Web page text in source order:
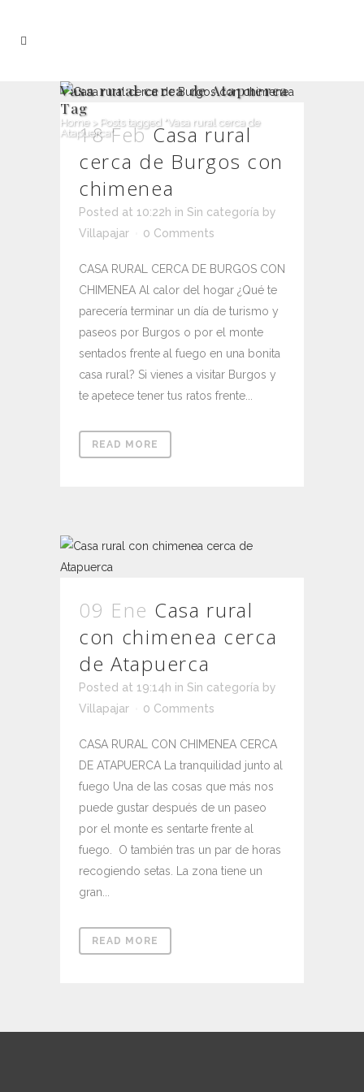
Vasa rural cerca de Atapuerca
Tag
Home> Posts tagged "Vasa rural cerca de
Atapuerca"
18 Feb Casa rural
cerca de Burgos con
chimenea
Posted at 10:22h in Sin categoría by
Villapajar
0 Comments
CASA RURAL CERCA DE BURGOS CON
CHIMENEA Al calor del hogar ¿Qué te
parecería terminar un día de turismo y
paseos por Burgos o por el monte
sentados frente al fuego en una bonita
casa rural? Si vienes a visitar Burgos y
te apetece tener tus ratos frente...
READ MORE
09 Ene Casa rural
con chimenea cerca
de Atapuerca
Posted at 19:14h in Sin categoría by
Villapajar
0 Comments
CASA RURAL CON CHIMENEA CERCA
DE ATAPUERCA La tranquilidad junto al
fuego Una de las cosas que más nos
puede gustar después de un paseo
por el monte es sentarte frente al
fuego. O también tras un par de horas
recogiendo setas. La zona tiene un
gran...
READ MORE